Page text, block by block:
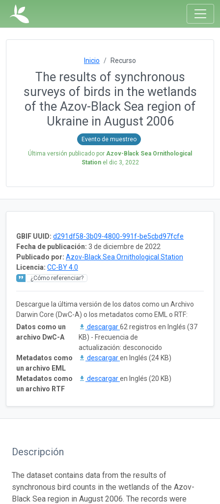
Inicio Recurso
The results of synchronous
surveys of birds in the wetlands
of the Azov-Black Sea region of
Ukraine in August 2006
Evento de muestreo
Última versión publicado por Azov-Black Sea Ornithological
Stationel dic 3, 2022
GBIF UUID: d291df58-3b09-4800-991f-be5cbd97fcfe
Fecha de publicación: 3 de diciembre de 2022
Publicado por: Azov-Black Sea Ornithological Station
Licencia: CC-BY 4.0
¿Cómo referenciar?
Descargue la última versión de los datos como un Archivo
Darwin Core (DwC-A) o los metadatos como EML o RTF:
Datos como un
archivo DwC-A
descargar62 registros en Inglés (37
KB) - Frecuencia de
actualización: desconocido
Metadatos como
un archivo EML
descargaren Inglés (24 KB)
Metadatos como
un archivo RTF
descargaren Inglés (20 KB)
Descripción
The dataset contains data from the results of
synchronous bird counts in the wetlands of the Azov-
Black Sea region in August 2006. The records were